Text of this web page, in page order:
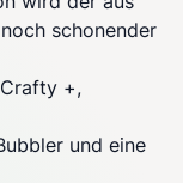
schonender
+,
und eine